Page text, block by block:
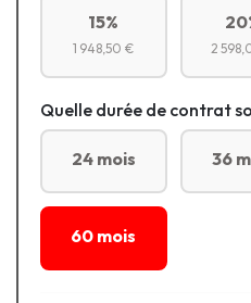
15%
1 948,50 € 2
Quelle durée de contrat
24 mois 36
60 mois